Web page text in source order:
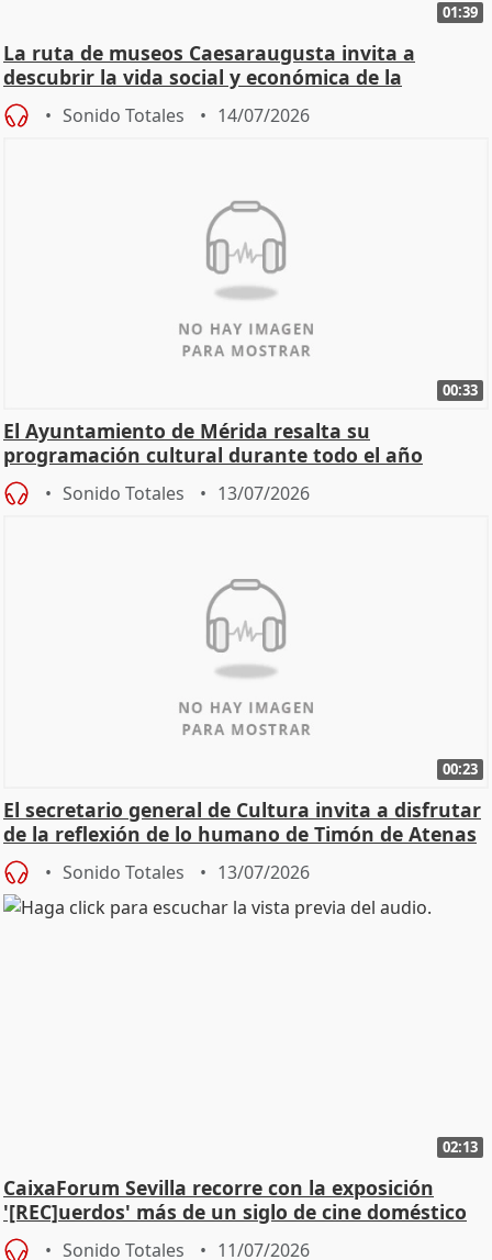
01:39
La ruta de museos Caesaraugusta invita a
descubrir la vida social y económica de la
Zaragoza ro
Sonido Totales 14/07/2026
00:33
El Ayuntamiento de Mérida resalta su
programación cultural durante todo el año
Sonido Totales 13/07/2026
00:23
El secretario general de Cultura invita a disfrutar
de la reflexión de lo humano de Timón de Atenas
Sonido Totales 13/07/2026
02:13
CaixaForum Sevilla recorre con la exposición
'[REC]uerdos' más de un siglo de cine doméstico
Sonido Totales 11/07/2026